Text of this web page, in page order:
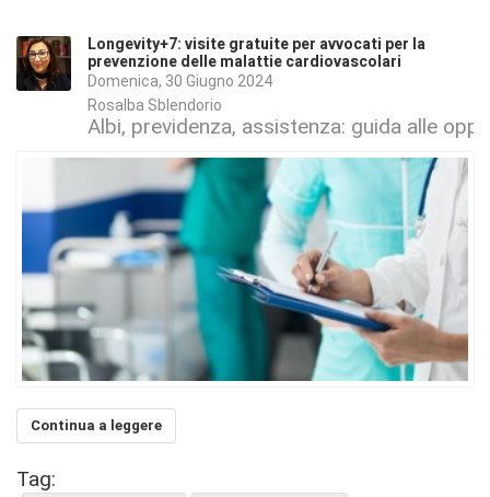
Longevity+7: visite gratuite per avvocati per la
prevenzione delle malattie cardiovascolari
Domenica, 30 Giugno 2024
Rosalba Sblendorio
Albi, previdenza, assistenza: guida alle
Continua a leggere
Tag: